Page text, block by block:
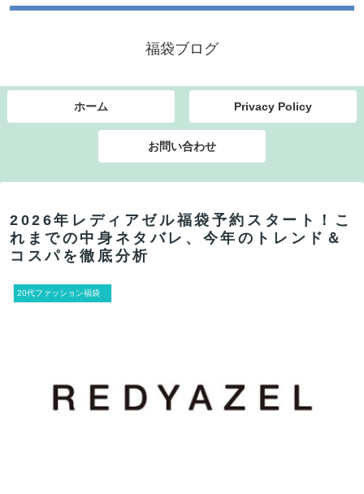
福袋ブログ
ホーム Privacy Policy
お問い合わせ
2026年レディアゼル福袋予約スタート！こ
れまでの中身ネタバレ、今年のトレンド＆
コスパを徹底分析
20代ファッション福袋